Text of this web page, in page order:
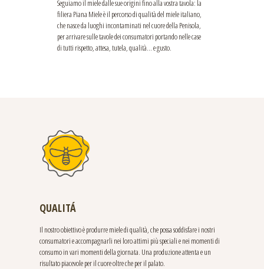
Seguiamo il miele dalle sue origini fino alla vostra tavola: la
filiera Piana Miele è il percorso di qualità del miele italiano,
che nasce da luoghi incontaminati nel cuore della Penisola,
per arrivare sulle tavole dei consumatori portando nelle case
di tutti rispetto, attesa, tutela, qualità… e gusto.
QUALITÁ
Il nostro obiettivo è produrre miele di qualità, che possa soddisfare i nostri
consumatori e accompagnarli nei loro attimi più speciali e nei momenti di
consumo in vari momenti della giornata. Una produzione attenta e un
risultato piacevole per il cuore oltre che per il palato.